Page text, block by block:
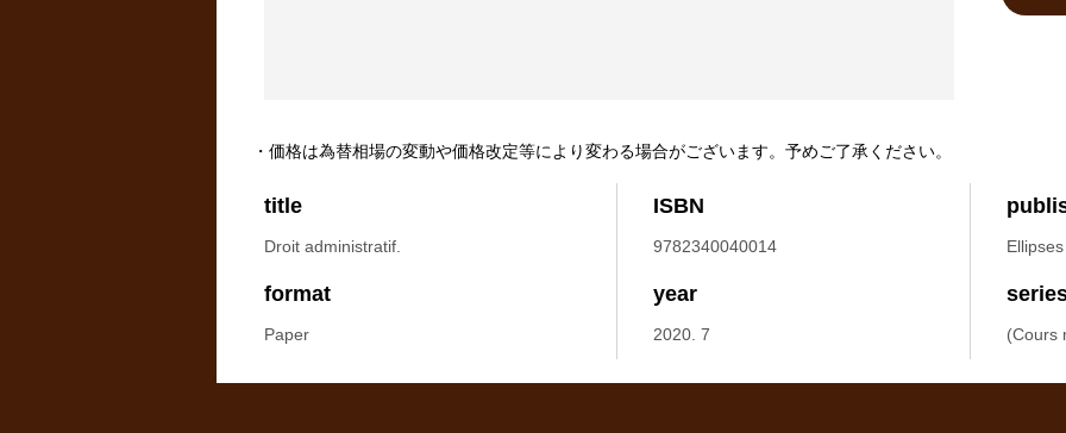
title
Droit administratif.
ISBN
9782340040014 Ellipses
format
Paper
year
2020. 7 (Cours
・価格は為替相場の変動や価格改定等により変わる場合がございます。予めご了承ください。